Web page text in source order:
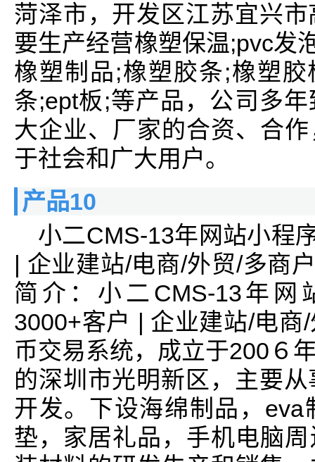
菏泽市，开发区江苏宜兴
要生产经营橡塑保温;pvc发
橡塑制品;橡塑胶条;橡塑
条;ept板;等产品，公司多
大企业、厂家的合资、合
于社会和广大用户。
产品10
小二CMS-13年网站小程
| 企业建站/电商/外贸/多商
简介：小二CMS-13年
3000+客户 | 企业建站/电
币交易系统，成立于200６
的深圳市光明新区，主要
开发。下设海绵制品，
垫，家居礼品，手机电脑